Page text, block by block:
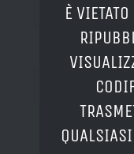
È